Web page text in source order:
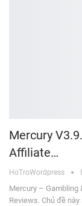
Mercury
Affiliate…
HoTroWordpress
Mercury – Gambling
Reviews. Chủ đề